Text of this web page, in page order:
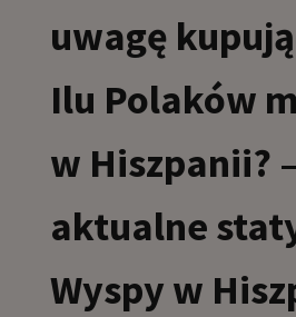
uwagę
Ilu Polaków
w Hiszpanii? –
aktualne
Wyspy w